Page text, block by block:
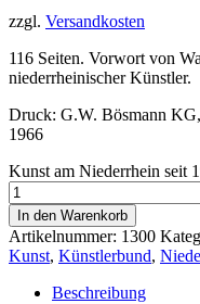
zzgl. Versandkosten
116 Seiten. Vorwort von
niederrheinischer Künstler.
Druck: G.W. Bösmann
1966
Kunst am Niederrhein seit
In den Warenkorb
Artikelnummer: 1300
Kunst, Künstlerbund,
Beschreibung